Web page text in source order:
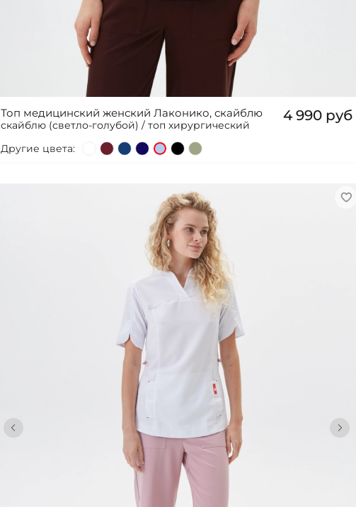
Топ медицинский женский Лаконико, скайблю
скайблю (светло-голубой) / топ хирургический
4 990 руб
Другие цвета: